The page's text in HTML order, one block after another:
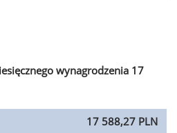
wynagrodzenia 17
17 588,27 PLN